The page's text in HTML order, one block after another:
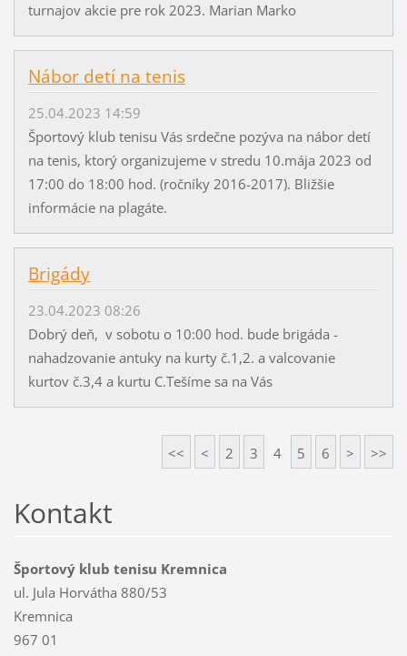
turnajov akcie pre rok 2023. Marian Marko
Nábor detí na tenis
25.04.2023 14:59
Športový klub tenisu Vás srdečne pozýva na nábor detí
na tenis, ktorý organizujeme v stredu 10.mája 2023 od
17:00 do 18:00 hod. (ročníky 2016-2017). Bližšie
informácie na plagáte.
Brigády
23.04.2023 08:26
Dobrý deň, v sobotu o 10:00 hod. bude brigáda -
nahadzovanie antuky na kurty č.1,2. a valcovanie
kurtov č.3,4 a kurtu C.Tešíme sa na Vás
<< < 2 3 4 5 6 > >>
Kontakt
Športový klub tenisu Kremnica
ul. Jula Horvátha 880/53
Kremnica
967 01